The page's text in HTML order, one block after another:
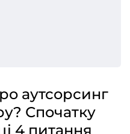
аутсорсинг
Спочатку
4 питання